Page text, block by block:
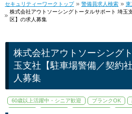
セキュリティーワークトップ 警備員求人検索 東
株式会社アウトソーシングトータルサポート 埼玉
区】の求人募集
株式会社アウトソーシング
玉支社【駐車場警備／契約
人募集
60歳以上活躍中・シニア歓迎 ブランクOK